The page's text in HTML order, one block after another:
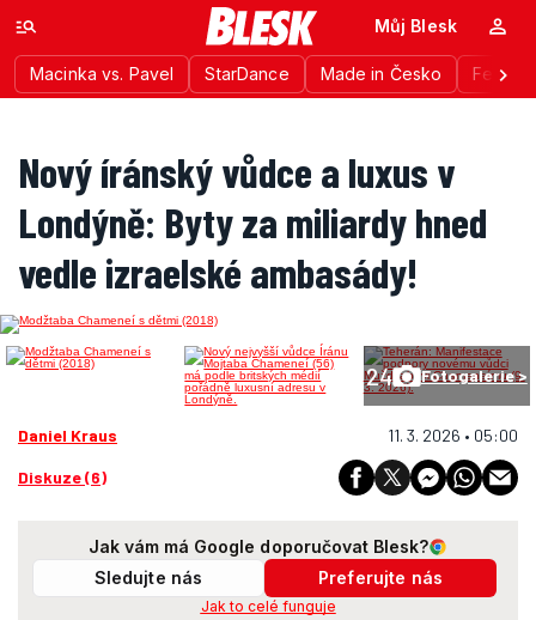
Macinka vs. Pavel StarDance Made in Česko
Můj Blesk
Nový íránský vůdce a luxus v
Londýně: Byty za miliardy hned
vedle izraelské ambasády!
24 Fotogalerie >
Daniel Kraus 11. 3. 2026 • 05:00
Diskuze (6)
Jak vám má Google doporučovat Blesk?
Sledujte nás
Preferujte nás
Jak to celé funguje